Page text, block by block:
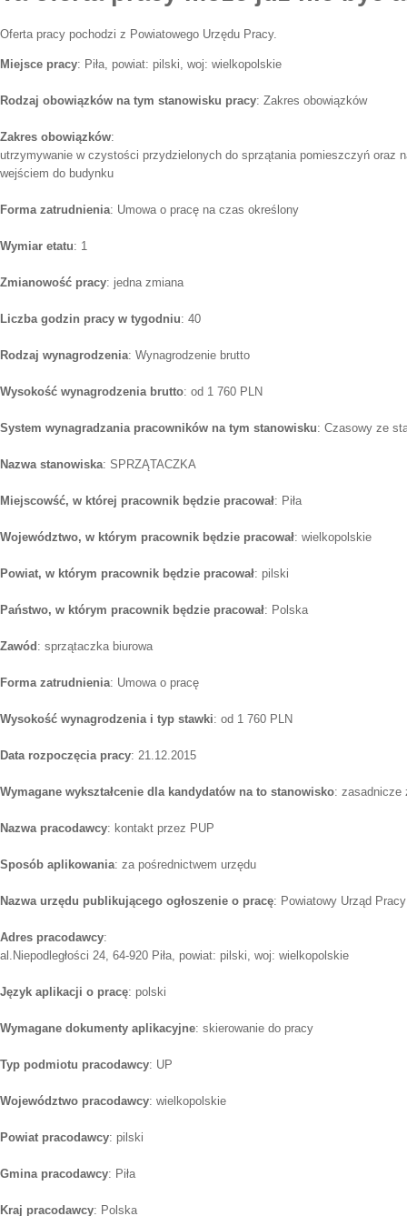
Oferta pracy pochodzi z Powiatowego Urzędu Pracy.
Miejsce pracy: Piła, powiat: pilski, woj: wielkopolskie
Rodzaj obowiązków na tym stanowisku pracy: Zakres obowiązków
Zakres obowiązków:
utrzymywanie w czystości przydzielonych do sprzątania pomieszczyń oraz
wejściem do budynku
Forma zatrudnienia: Umowa o pracę na czas określony
Wymiar etatu: 1
Zmianowość pracy: jedna zmiana
Liczba godzin pracy w tygodniu: 40
Rodzaj wynagrodzenia: Wynagrodzenie brutto
Wysokość wynagrodzenia brutto: od 1 760 PLN
System wynagradzania pracowników na tym stanowisku: Czasowy ze
Nazwa stanowiska: SPRZĄTACZKA
Miejscowść, w której pracownik będzie pracował: Piła
Województwo, w którym pracownik będzie pracował: wielkopolskie
Powiat, w którym pracownik będzie pracował: pilski
Państwo, w którym pracownik będzie pracował: Polska
Zawód : sprzątaczka biurowa
Forma zatrudnienia: Umowa o pracę
Wysokość wynagrodzenia i typ stawki: od 1 760 PLN
Data rozpoczęcia pracy: 21.12.2015
Wymagane wykształcenie dla kandydatów na to stanowisko: zasadnicze
Nazwa pracodawcy: kontakt przez PUP
Sposób aplikowania: za pośrednictwem urzędu
Nazwa urzędu publikującego ogłoszenie o pracę: Powiatowy Urząd
Adres pracodawcy:
al.Niepodległości 24, 64-920 Piła, powiat: pilski, woj: wielkopolskie
Język aplikacji o pracę: polski
Wymagane dokumenty aplikacyjne: skierowanie do pracy
Typ podmiotu pracodawcy: UP
Województwo pracodawcy: wielkopolskie
Powiat pracodawcy: pilski
Gmina pracodawcy: Piła
Kraj pracodawcy: Polska